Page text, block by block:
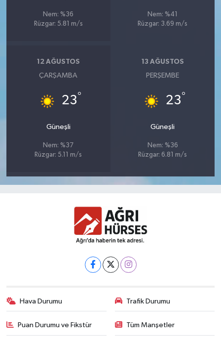
Nem: %36
Rüzgar: 5.81 m/s
Nem: %41
Rüzgar: 3.69 m/s
12 AĞUSTOS
ÇARŞAMBA
23°
Güneşli
Nem: %37
Rüzgar: 5.11 m/s
13 AĞUSTOS
PERŞEMBE
23°
Güneşli
Nem: %36
Rüzgar: 6.81 m/s
Hava Durumu Trafik Durumu
Puan Durumu ve Fikstür Tüm Manşetler